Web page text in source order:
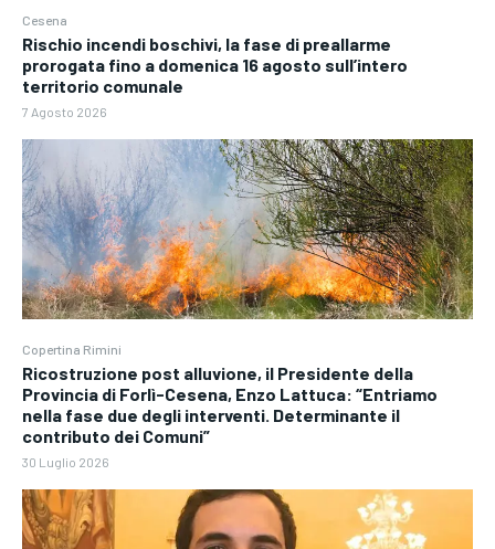
Cesena
Rischio incendi boschivi, la fase di preallarme
prorogata fino a domenica 16 agosto sull’intero
territorio comunale
7 Agosto 2026
Copertina Rimini
Ricostruzione post alluvione, il Presidente della
Provincia di Forlì-Cesena, Enzo Lattuca: “Entriamo
nella fase due degli interventi. Determinante il
contributo dei Comuni”
30 Luglio 2026